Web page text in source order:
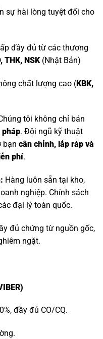
sự hài lòng tuyệt đối cho
đầy đủ từ các thương
THK, NSK(Nhật Bản)
chất lượng cao (KBK,
tôi không chỉ bán
pháp. Đội ngũ kỹ thuật
bạn cân chỉnh, lắp ráp và
phí.
Hàng luôn sẵn tại kho,
nghiệp. Chính sách
đại lý toàn quốc.
đủ chứng từ nguồn gốc,
ngặt.
đầy đủ CO/CQ.